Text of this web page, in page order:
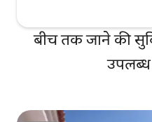
बीच तक जाने की
उपलब्ध